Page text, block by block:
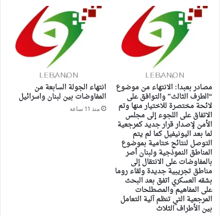
مصادر بعبدا: الانتهاء من موضوع
“الطرف الثالث” والتوافق على
لائحة مختصرة للاختيار منها وتم
الاتفاق على اللجوء إلى مجلس
الأمن لإصدار قرار جديد كمرجعية
لما بعد اليونيفيل كما لم يتم
التوصل لنتائج ختامية بموضوع
المناطق النموذجية ولبنان أصر
بالمفاوضات على الانتقال إلى
مناطق تجريبية جديدة ولقاء روما
بشقه العسكري اتفق بعد البحث
على المفاهيم والمصطلحات
المرجعية التي تنظم آلية التعامل
بين الأطراف الثلاث
انتهاء الجولة السابعة من
المفاوضات بين لبنان واسرائيل
منذ 11 ساعة